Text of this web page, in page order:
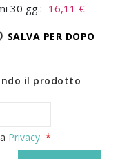
30 gg.: 16,11 €
SALVA PER DOPO
il prodotto
Privacy